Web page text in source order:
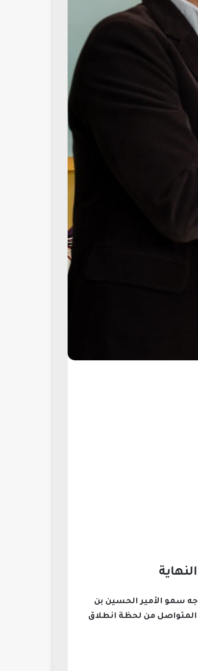
لمساندة منتخبها الوطني في نهائي كأس العرب قطر 2026، حيث وجه سمو الأمير الحسين بن
المتواصل من لحظة انطلاق